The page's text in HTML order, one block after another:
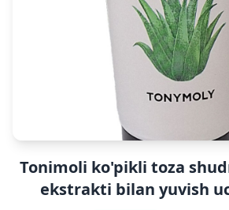
Tonimoli ko'pikli toza
ekstrakti bilan yuvish